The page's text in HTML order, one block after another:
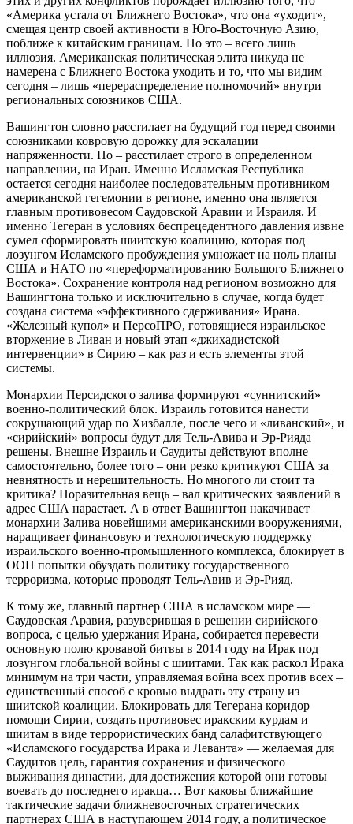
«Америка устала от Ближнего Востока», что она «уходит»,
смещая центр своей активности в Юго-Восточную Азию,
поближе к китайским границам. Но это – всего лишь
иллюзия. Американская политическая элита никуда не
намерена с Ближнего Востока уходить и то, что мы видим
сегодня – лишь «перераспределение полномочий» внутри
региональных союзников США.
Вашингтон словно расстилает на будущий год перед своими
союзниками ковровую дорожку для эскалации
напряженности. Но – расстилает строго в определенном
направлении, на Иран. Именно Исламская Республика
остается сегодня наиболее последовательным противником
американской гегемонии в регионе, именно она является
главным противовесом Саудовской Аравии и Израиля. И
именно Тегеран в условиях беспрецедентного давления извне
сумел сформировать шиитскую коалицию, которая под
лозунгом Исламского пробуждения умножает на ноль планы
США и НАТО по «переформатированию Большого Ближнего
Востока». Сохранение контроля над регионом возможно для
Вашингтона только и исключительно в случае, когда будет
создана система «эффективного сдерживания» Ирана.
«Железный купол» и ПерсоПРО, готовящиеся израильское
вторжение в Ливан и новый этап «джихадистской
интервенции» в Сирию – как раз и есть элементы этой
системы.
Монархии Персидского залива формируют «суннитский»
военно-политический блок. Израиль готовится нанести
сокрушающий удар по Хизбалле, после чего и «ливанский», и
«сирийский» вопросы будут для Тель-Авива и Эр-Рияда
решены. Внешне Израиль и Саудиты действуют вполне
самостоятельно, более того – они резко критикуют США за
невнятность и нерешительность. Но многого ли стоит та
критика? Поразительная вещь – вал критических заявлений в
адрес США нарастает. А в ответ Вашингтон накачивает
монархии Залива новейшими американскими вооружениями,
наращивает финансовую и технологическую поддержку
израильского военно-промышленного комплекса, блокирует в
ООН попытки обуздать политику государственного
терроризма, которые проводят Тель-Авив и Эр-Рияд.
К тому же, главный партнер США в исламском мире —
Саудовская Аравия, разуверившая в решении сирийского
вопроса, с целью удержания Ирана, собирается перевести
основную полю кровавой битвы в 2014 году на Ирак под
лозунгом глобальной войны с шиитами. Так как раскол Ирака
минимум на три части, управляемая война всех против всех –
единственный способ с кровью выдрать эту страну из
шиитской коалиции. Блокировать для Тегерана коридор
помощи Сирии, создать противовес иракским курдам и
шиитам в виде террористических банд салафитствующего
«Исламского государства Ирака и Леванта» — желаемая для
Саудитов цель, гарантия сохранения и физического
выживания династии, для достижения которой они готовы
воевать до последнего иракца… Вот каковы ближайшие
тактические задачи ближневосточных стратегических
партнерах США в наступающем 2014 году, а политическое